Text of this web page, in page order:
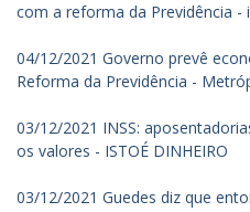
com a reforma da Previdência -
04/12/2021 Governo prevê
Reforma da Previdência -
03/12/2021 INSS:
os valores - ISTOÉ DINHEIRO
03/12/2021 Guedes diz que